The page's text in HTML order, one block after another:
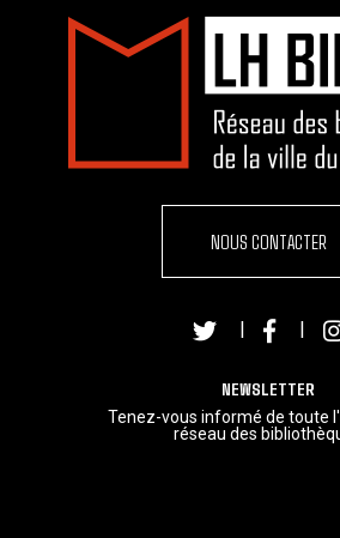
NOUS CONTACTER
NEWSLETTER
Tenez-vous informé de toute
réseau des